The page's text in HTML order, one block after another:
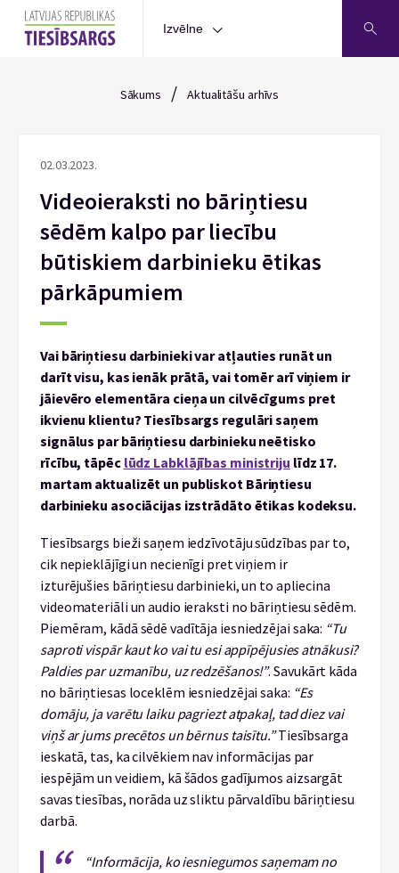
Izvēlne
Sākums / Aktualitāšu arhīvs
02.03.2023.
Videoieraksti no bāriņtiesu
sēdēm kalpo par liecību
būtiskiem darbinieku ētikas
pārkāpumiem
Vai bāriņtiesu darbinieki var atļauties runāt un
darīt visu, kas ienāk prātā, vai tomēr arī viņiem ir
jāievēro elementāra cieņa un cilvēcīgums pret
ikvienu klientu? Tiesībsargs regulāri saņem
signālus par bāriņtiesu darbinieku neētisko
rīcību, tāpēc lūdz Labklājības ministriju līdz 17.
martam aktualizēt un publiskot Bāriņtiesu
darbinieku asociācijas izstrādāto ētikas kodeksu.
Tiesībsargs bieži saņem iedzīvotāju sūdzības par to,
cik nepieklājīgi un necienīgi pret viņiem ir
izturējušies bāriņtiesu darbinieki, un to apliecina
videomateriāli un audio ieraksti no bāriņtiesu sēdēm.
Piemēram, kādā sēdē vadītāja iesniedzējai saka: “Tu
saproti vispār kaut ko vai tu esi appīpējusies atnākusi?
Paldies par uzmanību, uz redzēšanos!”. Savukārt kāda
no bāriņtiesas loceklēm iesniedzējai saka: “Es
domāju, ja varētu laiku pagriezt atpakaļ, tad diez vai
viņš ar jums precētos un bērnus taisītu.”Tiesībsarga
ieskatā, tas, ka cilvēkiem nav informācijas par
iespējām un veidiem, kā šādos gadījumos aizsargāt
savas tiesības, norāda uz sliktu pārvaldību bāriņtiesu
darbā.
“Informācija, ko iesniegumos saņemam no